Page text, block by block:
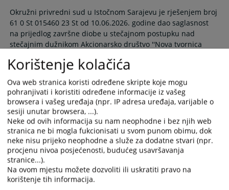
Okružni privredni sud u Istočnom Sarajevu je rješenjem broj
61 0 St 015460 23 St od 10.06.2026. godine dao saglasnost
na prijedlog završne diobe u stečajnom postupku nad
stečajnim dužnikom Akcionarsko društvo ''Nova tvornica
za glavnu diobu za dan 08.07.2026. godine u 10:00 sati u
prostorijama suda.
11.06.2026.
Otvoren stečajni postupak nad pravnim
licem „Novi Autodijelovi“ a.d. Rudo
Rješenjem Okružnog privrednog suda u Istočnom Sarajevu,
broj: 61 0 St 017854 26 St od 08.06.2026. godine, otvoren je
stečajni postupak nad pravnim licem „Novi Autodijelovi“ a.d.
Rudo, Industrijska bb, Rudo.
Korištenje kolačića
Ova web stranica koristi određene skripte koje mogu
pohranjivati i koristiti određene informacije iz vašeg
browsera i vašeg uređaja (npr. IP adresa uređaja, varijable o
sesiji unutar browsera, ...).
Neke od ovih informacija su nam neophodne i bez njih web
stranica ne bi mogla fukcionisati u svom punom obimu, dok
neke nisu prijeko neophodne a služe za dodatne stvari (npr.
procjenu nivoa posjećenosti, budućeg usavršavanja
stranice...).
Na ovom mjestu možete dozvoliti ili uskratiti pravo na
korištenje tih informacija.